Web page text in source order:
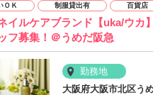
ＯＫ 制服貸出有 百貨店
イルケアブランド【uka/ウカ
フ募集！＠うめだ阪急
勤務地
大阪府大阪市北区う